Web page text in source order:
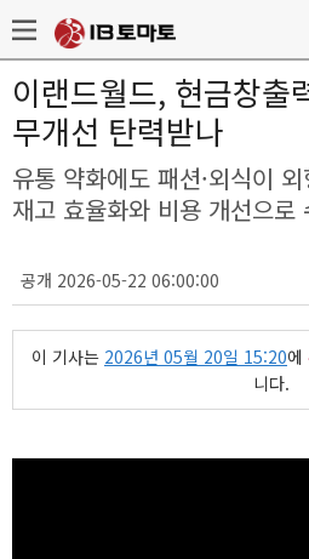
이랜드월드, 현금창
무개선 탄력받나
유통 약화에도 패션·외식이
재고 효율화와 비용 개선으로
공개 2026-05-22 06:00:00
이 기사는 2026년 05월 20일 15:20에
니다.